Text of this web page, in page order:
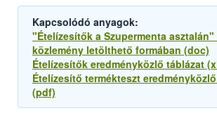
Kapcsolódó anyagok:
"Ételízesítők a Szupermenta asztalán"
közlemény letölthető formában (doc)
Ételízesítők eredményközlő táblázat
Ételízesítő termékteszt
(pdf)